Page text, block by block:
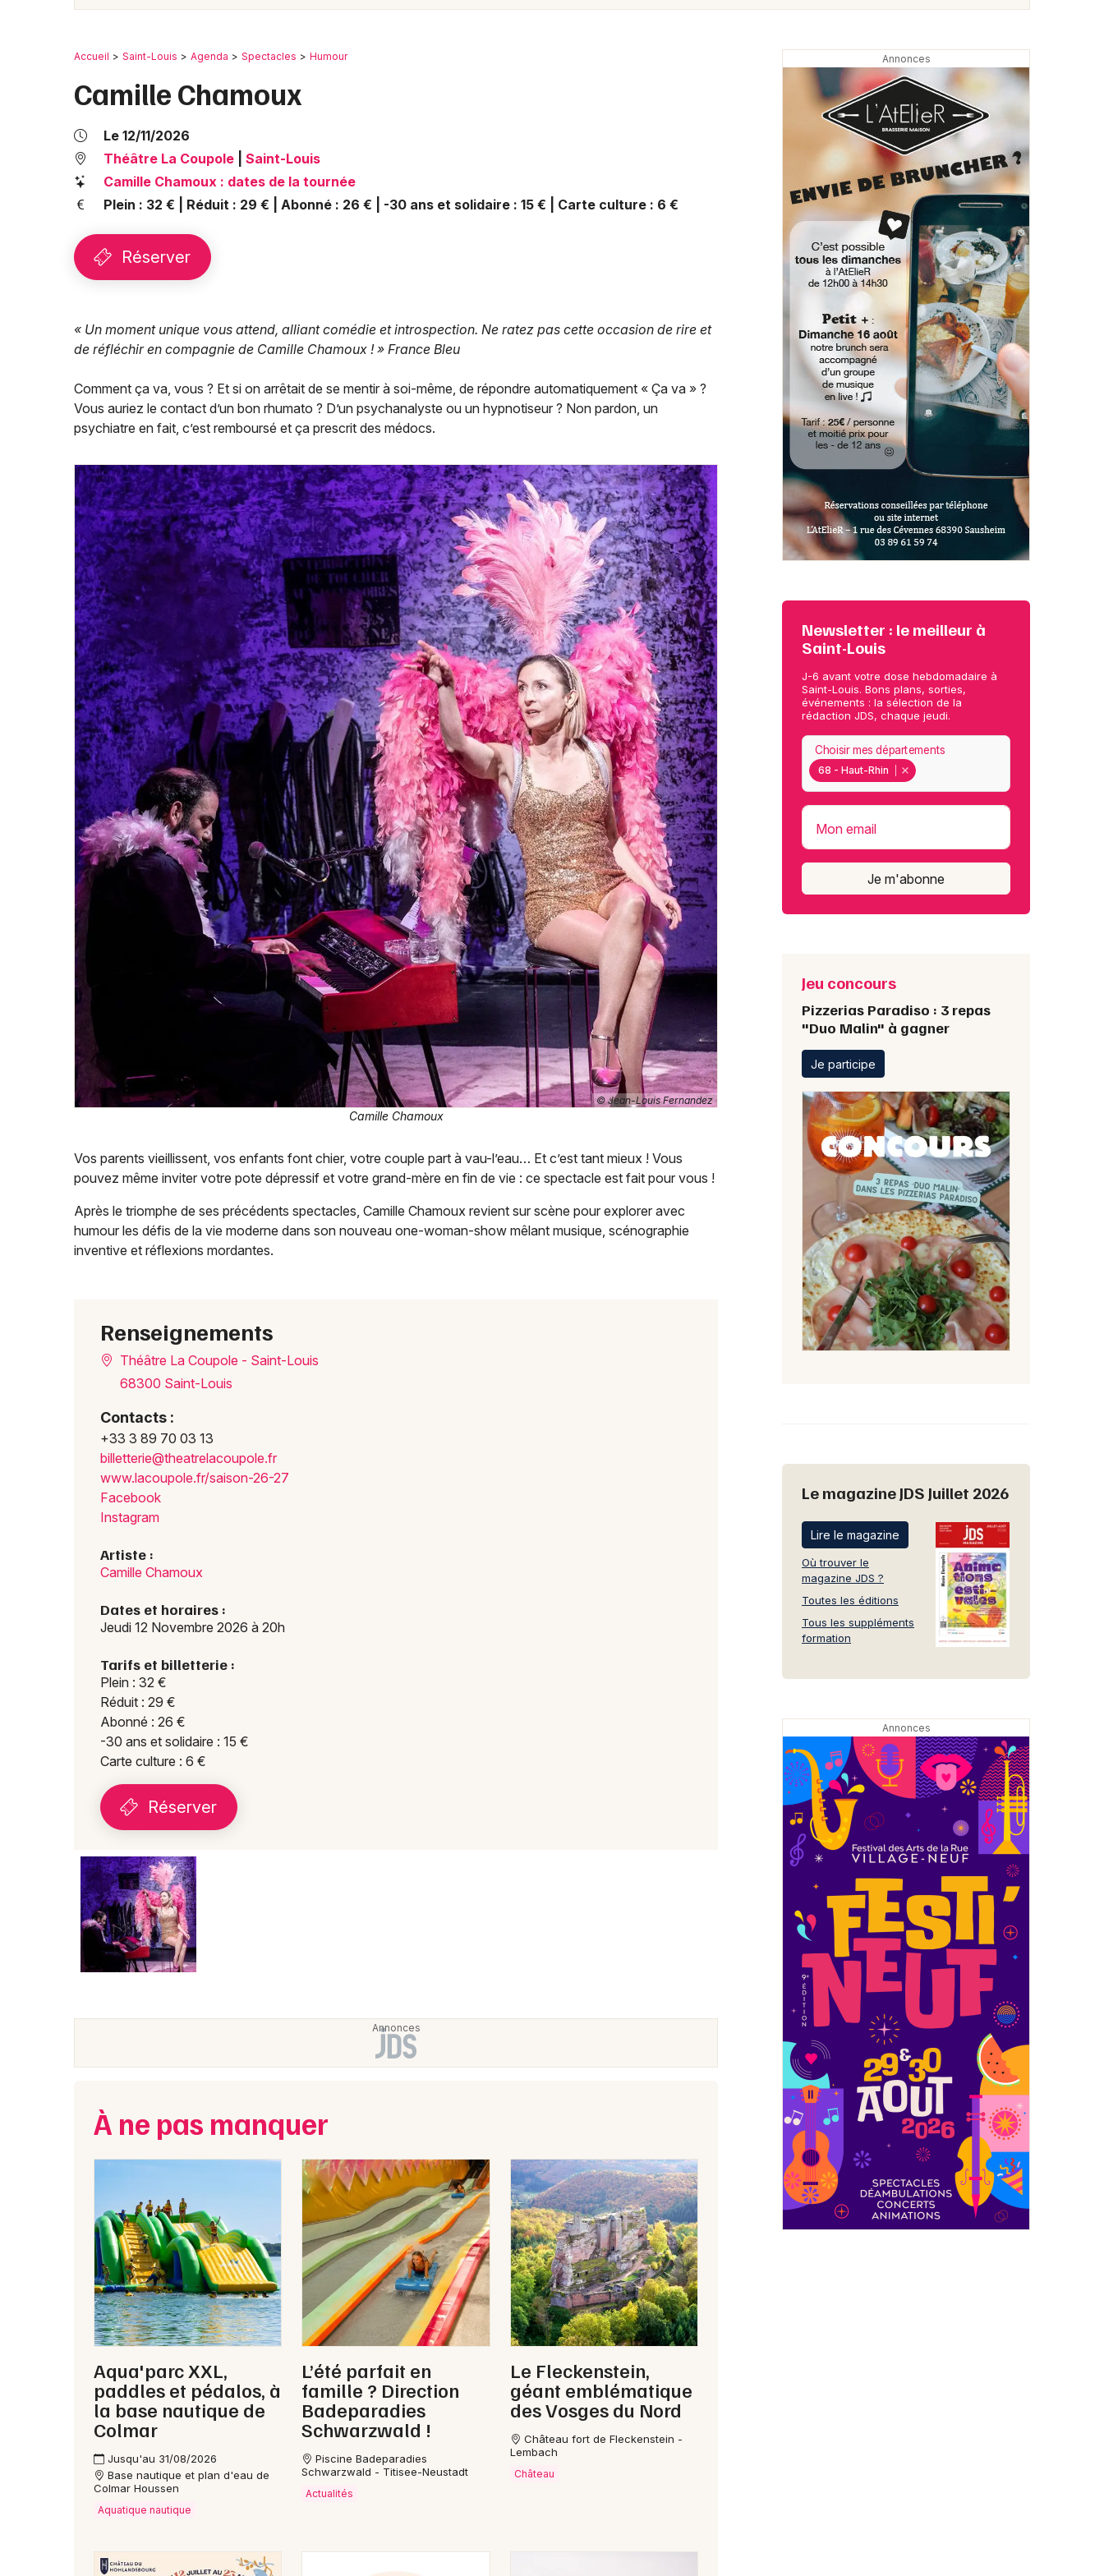
Expos
Humour dans le Grand Est
Newsletter des sorties
Artistes en tournée
Actus à Saint-Louis
Magazine à Saint-Louis
Actus tourisme & loisirs
Restaurants
68 - Haut-Rhin
Choisir mes départements
Mon email
Je m'abonne
Mulhouse
Toulouse
Accueil Saint-Louis Agenda Spectacles Humour
Camille Chamoux
Le 12/11/2026
Théâtre La Coupole
Saint-Louis
Camille Chamoux : dates de la tournée
Plein : 32 € | Réduit : 29 € | Abonné : 26 € | -30 ans et solidaire : 15 € | Carte culture : 6 €
Réserver
« Un moment unique vous attend, alliant comédie et introspection. Ne ratez pas cette occasion de rire et
de réfléchir en compagnie de Camille Chamoux ! » France Bleu
Comment ça va, vous ? Et si on arrêtait de se mentir à soi-même, de répondre automatiquement « Ça va » ?
Vous auriez le contact d’un bon rhumato ? D’un psychanalyste ou un hypnotiseur ? Non pardon, un
psychiatre en fait, c’est remboursé et ça prescrit des médocs.
© Jean-Louis Fernandez
Camille Chamoux
Vos parents vieillissent, vos enfants font chier, votre couple part à vau-l’eau… Et c’est tant mieux ! Vous
pouvez même inviter votre pote dépressif et votre grand-mère en fin de vie : ce spectacle est fait pour vous !
Après le triomphe de ses précédents spectacles, Camille Chamoux revient sur scène pour explorer avec
humour les défis de la vie moderne dans son nouveau one-woman-show mêlant musique, scénographie
inventive et réflexions mordantes.
Renseignements
Théâtre La Coupole - Saint-Louis
68300 Saint-Louis
Contacts :
+33 3 89 70 03 13
billetterie@theatrelacoupole.fr
www.lacoupole.fr/saison-26-27
Facebook
Instagram
Artiste :
Camille Chamoux
Dates et horaires :
Jeudi 12 Novembre 2026 à 20h
Tarifs et billetterie :
Plein : 32 €
Réduit : 29 €
Abonné : 26 €
-30 ans et solidaire : 15 €
Carte culture : 6 €
Réserver
À ne pas manquer
Aqua'parc XXL,
paddles et pédalos, à
la base nautique de
Colmar
Jusqu'au 31/08/2026
Base nautique et plan d'eau de
Colmar Houssen
Aquatique nautique
L’été parfait en
famille ? Direction
Badeparadies
Schwarzwald !
Piscine Badeparadies
Schwarzwald - Titisee-Neustadt
Actualités
Le Fleckenstein,
géant emblématique
des Vosges du Nord
Château fort de Fleckenstein -
Lembach
Château
Newsletter : le meilleur à
Saint-Louis
J-6 avant votre dose hebdomadaire à
Saint-Louis. Bons plans, sorties,
événements : la sélection de la
rédaction JDS, chaque jeudi.
68 - Haut-Rhin
Choisir mes départements
Mon email
Je m'abonne
Jeu concours
Pizzerias Paradiso : 3 repas
"Duo Malin" à gagner
Je participe
Le magazine JDS Juillet 2026
Lire le magazine
Où trouver le
magazine JDS ?
Toutes les éditions
Tous les suppléments
formation